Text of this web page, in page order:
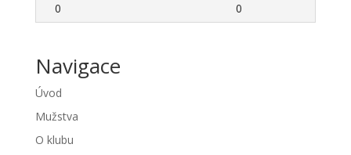
0
0
Navigace
Úvod
Mužstva
O klubu